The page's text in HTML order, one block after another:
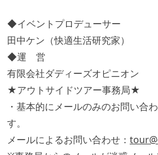
◆イベントプロデューサー
田中ケン（快適生活研究家）
◆運 営
有限会社ダディーズオピニオン
★アウトサイドツアー事務局★
・基本的にメールのみのお問い合
す。
メールによるお問い合わせ：